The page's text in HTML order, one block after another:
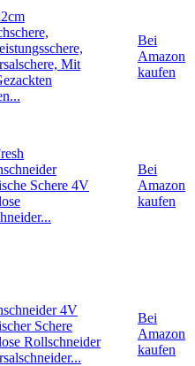
Mit
Bei
Amazon
kaufen
Schere 4V
Bei
Amazon
kaufen
4V
Schere
Rollschneider
Bei
Amazon
kaufen